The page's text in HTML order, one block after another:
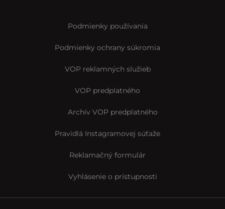
Podmienky používania
Podmienky ochrany súkromia
VOP reklamných služieb
VOP predplatného
Archív VOP predplatného
Pravidlá Instagramovej súťaže
Reklamačný formulár
Vyhlásenie o prístupnosti